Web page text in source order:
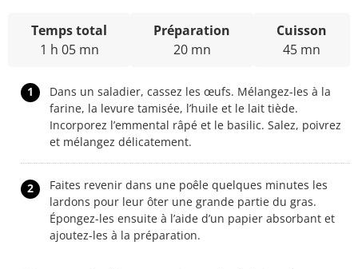
Temps total
1 h 05 mn
Préparation
20 mn
Cuisson
45 mn
1
Dans un saladier, cassez les œufs. Mélangez-les à la
farine, la levure tamisée, l’huile et le lait tiède.
Incorporez l’emmental râpé et le basilic. Salez, poivrez
et mélangez délicatement.
2
Faites revenir dans une poêle quelques minutes les
lardons pour leur ôter une grande partie du gras.
Épongez-les ensuite à l’aide d’un papier absorbant et
ajoutez-les à la préparation.